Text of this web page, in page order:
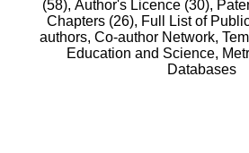
(58), Author's Licence (30),
Chapters (26), Full List of
authors, Co-author Network,
Education and Science,
Databases